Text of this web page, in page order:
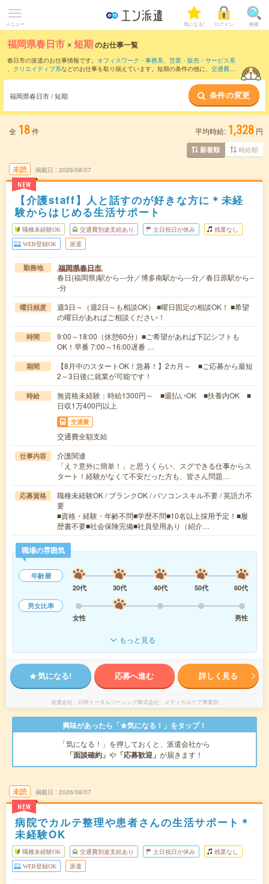
メニュー 気になる! ログイン 検索
福岡県春日市 ×短期のお仕事一覧
春日市の派遣のお仕事情報です。 オフィスワーク・事務系、 営業・販売・サービス系
、 クリエイティブ系などのお仕事を取り揃えています。短期の条件の他に、 交通費別
福岡県春日市 / 短期 条件の変更
全 18件 平均時給: 1,328 円
新着順 時給順
未読
NEW
掲載日 2026/08/07
【介護staff】人と話すのが好きな方に＊未経
験からはじめる生活サポート
職種未経験OK 交通費別途支給あり 土日祝日が休み 残業なし
WEB登録OK 派遣
勤務地 福岡県春日市
春日(福岡県)駅から---分／博多南駅から---分／春日原駅から--
-分
曜日頻度
週3日～（週2日～も相談OK） ■曜日固定の相談OK！ ■希望
の曜日があればご相談ください！
時間
9:00～18:00（休憩60分）■ご希望があれば下記シフトも
OK！早番 7:00～16:00遅番 …
期間
【8月中のスタートOK！急募！】2カ月～ ■ご応募から最短
2～3日後に就業が可能です！
時給
無資格未経験：時給1300円～ ■週払いOK ■扶養内OK ■
日収1万400円以上
交通費
交通費全額支給
仕事内容
介護関連
「え？意外に簡単！」と思うくらい、スグできる仕事からス
タート！経験がなくて不安だった方も、皆さん問題…
応募資格
職種未経験OK / ブランクOK / パソコンスキル不要 / 英語力不
要
■資格・経験・年齢不問■学歴不問■10名以上採用予定！■履
歴書不要■社会保険完備■社員登用あり（紹介…
職場の雰囲気
年齢層
20代
30代 40代 50代
60代
男女比率
女性
男性
もっと見る
気になる! 応募へ進む 詳しく見る
派遣会社 日研トータルソーシング株式会社 メディカルケア事業部
興味があったら「★気になる！」をタップ！
「気になる！」を押しておくと、派遣会社から
「面談確約」 や 「応募歓迎」 が届きます！
未読
NEW
掲載日 2026/08/07
病院でカルテ整理や患者さんの生活サポート＊
未経験OK
職種未経験OK 交通費別途支給あり 土日祝日が休み 残業なし
WEB登録OK 派遣